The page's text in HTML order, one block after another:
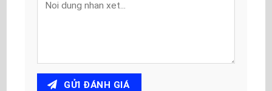
GỬI ĐÁNH GIÁ